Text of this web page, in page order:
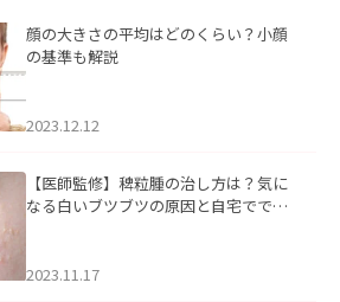
顔の大きさの平均はどのくらい？小顔
の基準も解説
2023.12.12
【医師監修】稗粒腫の治し方は？気に
なる白いブツブツの原因と自宅ででき
2023.11.17